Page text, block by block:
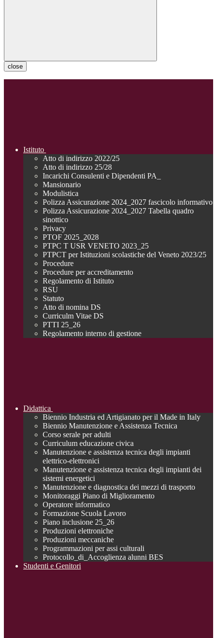
close
Istituto
Atto di indirizzo 2022/25
Atto di indirizzo 25/28
Incarichi Consulenti e Dipendenti PA_
Mansionario
Modulistica
Polizza Assicurazione 2024_2027 fascicolo informativo
Polizza Assicurazione 2024_2027 Tabella quadro
sinottico
Privacy
PTOF 2025_2028
PTPC T USR VENETO 2023_25
PTPCT per Istituzioni scolastiche del Veneto 2023/25
Procedure
Procedure per accreditamento
Regolamento di Istituto
RSU
Statuto
Atto di nomina DS
Curriculm Vitae DS
PTTI 25_26
Regolamento interno di gestione
Didattica
Biennio Industria ed Artigianato per il Made in Italy
Biennio Manutenzione e Assistenza Tecnica
Corso serale per adulti
Curriculum educazione civica
Manutenzione e assistenza tecnica degli impianti
elettrico-elettronici
Manutenzione e assistenza tecnica degli impianti dei
sistemi energetici
Manutenzione e diagnostica dei mezzi di trasporto
Monitoraggi Piano di Miglioramento
Operatore informatico
Formazione Scuola Lavoro
Piano inclusione 25_26
Produzioni elettroniche
Produzioni meccaniche
Programmazioni per assi culturali
Protocollo_di_Accoglienza alunni BES
Studenti e Genitori